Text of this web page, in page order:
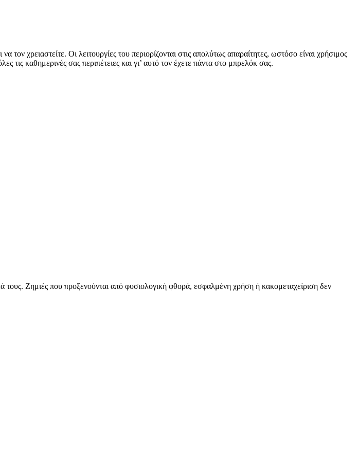
χρειαστείτε. Οι λειτουργίες του περιορίζονται στις απολύτως απαραίτητες, ωστόσο είναι χρήσιμος
τις καθημερινές σας περιπέτειες και γι’ αυτό τον έχετε πάντα στο μπρελόκ σας.
τους. Ζημιές που προξενούνται από φυσιολογική φθορά, εσφαλμένη χρήση ή κακομεταχείριση δεν